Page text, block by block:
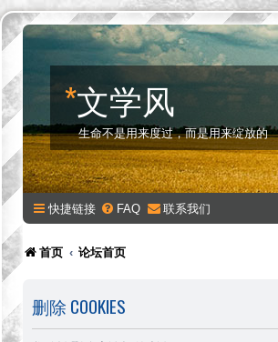
*文学风
生命不是用来度过，而是用来绽放的
快捷链接 FAQ 联系我们
首页 论坛首页
删除 COOKIES